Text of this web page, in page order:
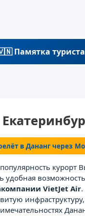
Памятка
в Дананг через
курорт
удобная
VietJet Air.